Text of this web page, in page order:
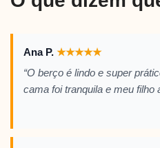
Ana P. ★★★★★
“O berço é lindo e super
cama foi tranquila e meu filho